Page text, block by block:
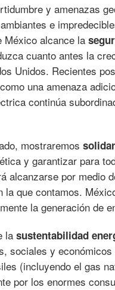
y amenazas
e
México alcance la
cuanto antes la
Unidos. Recientes
una amenaza
continúa
mostraremos
y garantizar para
alcanzarse por medio
la que contamos.
la generación de
la sustentabilidad
sociales y
(incluyendo el gas
por los enormes